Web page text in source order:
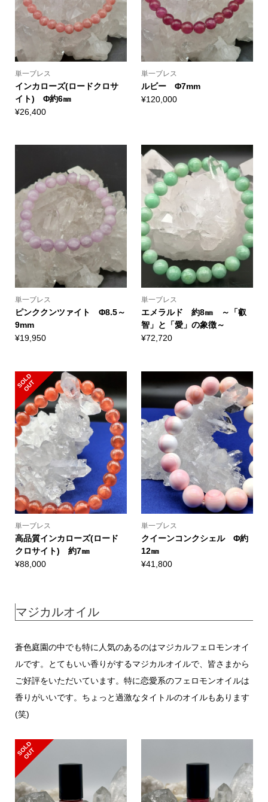
単一ブレス
インカローズ(ロードクロサ
イト) Φ約6㎜
¥26,400
単一ブレス
ルビー Φ7mm
¥120,000
単一ブレス
ピンククンツァイト Φ8.5～
9mm
¥19,950
単一ブレス
エメラルド 約8㎜ ～「叡
智」と「愛」の象徴～
¥72,720
S
O
L
D
O
U
T
単一ブレス
高品質インカローズ(ロード
クロサイト) 約7㎜
¥88,000
単一ブレス
クイーンコンクシェル Φ約
12㎜
¥41,800
マジカルオイル
蒼色庭園の中でも特に人気のあるのはマジカルフェロモンオイ
ルです。とてもいい香りがするマジカルオイルで、皆さまから
ご好評をいただいています。特に恋愛系のフェロモンオイルは
香りがいいです。ちょっと過激なタイトルのオイルもあります
(笑)
S
O
L
D
O
U
T